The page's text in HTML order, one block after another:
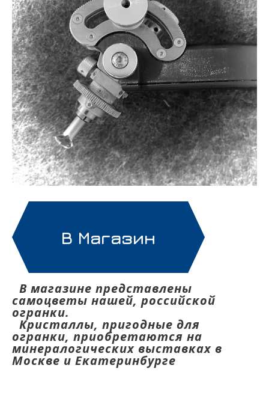
В Магазин
В магазине представлены
самоцветы нашей, российской
огранки.
Кристаллы, пригодные для
огранки, приобретаются на
минералогических выставках в
Москве и Екатеринбурге